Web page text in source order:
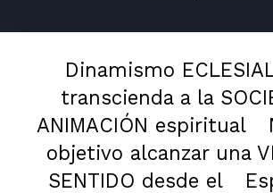
Dinamismo
transcienda a la
ANIMACIÓN espiritual
objetivo alcanzar una
SENTIDO desde el